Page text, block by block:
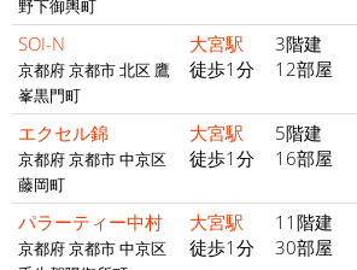
野下御輿町
SOI-N
京都府 京都市 北区 鷹
峯黒門町
大宮駅
徒歩1分
3階建
12部屋
エクセル錦
京都府 京都市 中京区
藤岡町
大宮駅
徒歩1分
5階建
16部屋
パラーティー中村
京都府 京都市 中京区
大宮駅
徒歩1分
11階建
30部屋